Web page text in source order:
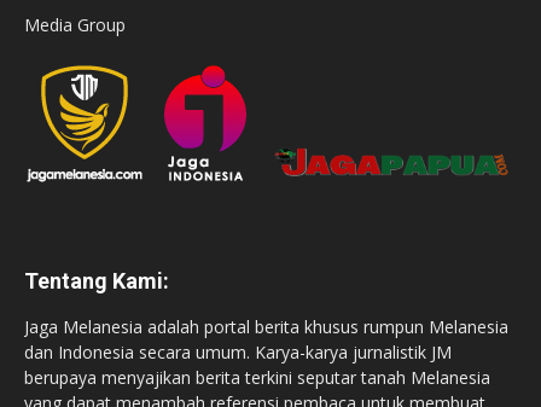
Media Group
Tentang Kami:
Jaga Melanesia adalah portal berita khusus rumpun Melanesia
dan Indonesia secara umum. Karya-karya jurnalistik JM
berupaya menyajikan berita terkini seputar tanah Melanesia